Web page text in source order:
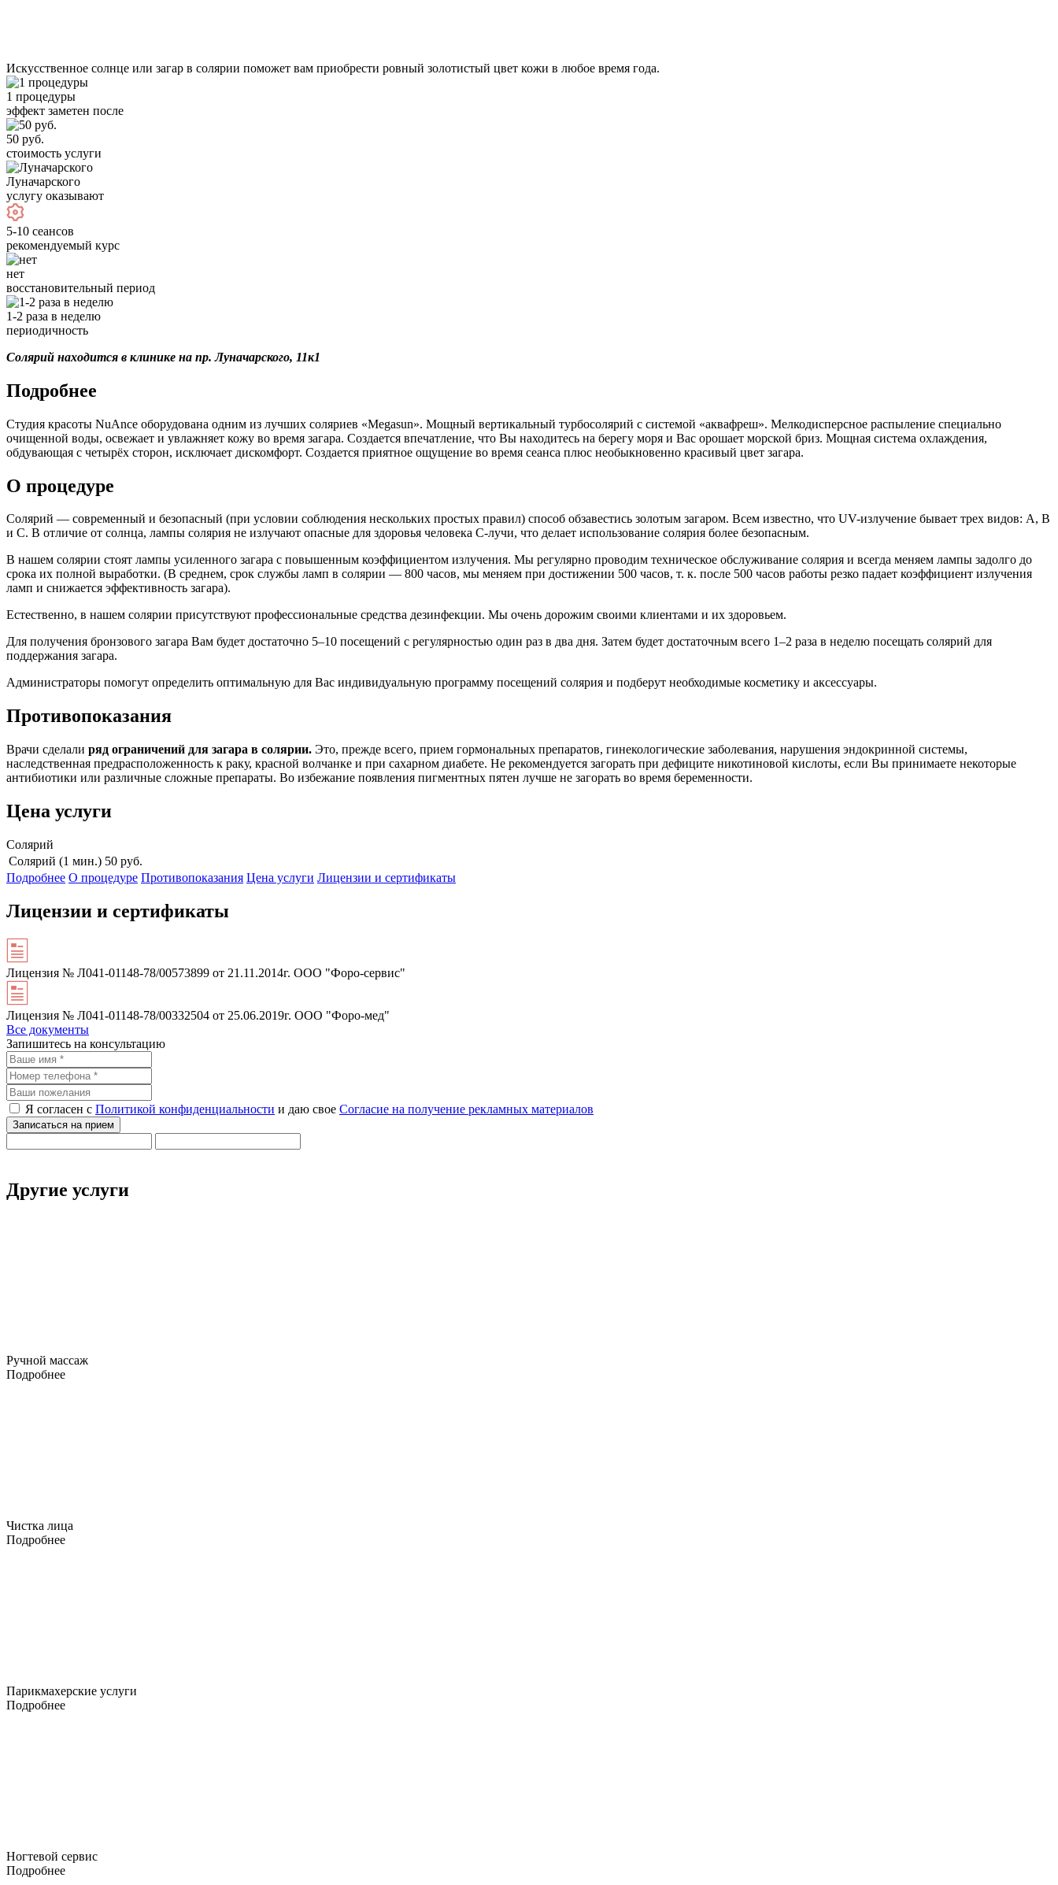
Искусственное солнце или загар в солярии поможет вам приобрести ровный золотистый цвет кожи в любое время года.
1 процедуры
эффект заметен после
50 руб.
стоимость услуги
Луначарского
услугу оказывают
5-10 сеансов
рекомендуемый курс
нет
восстановительный период
1-2 раза в неделю
периодичность
Солярий находится в клинике на пр. Луначарского, 11к1
Подробнее
Студия красоты NuAnce оборудована одним из лучших соляриев «Megasun». Мощный вертикальный турбосолярий с системой «аквафреш». Мелкодисперсное распыление специально
очищенной воды, освежает и увлажняет кожу во время загара. Создается впечатление, что Вы находитесь на берегу моря и Вас орошает морской бриз. Мощная система охлаждения,
обдувающая с четырёх сторон, исключает дискомфорт. Создается приятное ощущение во время сеанса плюс необыкновенно красивый цвет загара.
О процедуре
Солярий — современный и безопасный (при условии соблюдения нескольких простых правил) способ обзавестись золотым загаром. Всем известно, что UV-излучение бывает трех видов: А, В
и С. В отличие от солнца, лампы солярия не излучают опасные для здоровья человека С-лучи, что делает использование солярия более безопасным.
В нашем солярии стоят лампы усиленного загара с повышенным коэффициентом излучения. Мы регулярно проводим техническое обслуживание солярия и всегда меняем лампы задолго до
срока их полной выработки. (В среднем, срок службы ламп в солярии — 800 часов, мы меняем при достижении 500 часов, т. к. после 500 часов работы резко падает коэффициент излучения
ламп и снижается эффективность загара).
Естественно, в нашем солярии присутствуют профессиональные средства дезинфекции. Мы очень дорожим своими клиентами и их здоровьем.
Для получения бронзового загара Вам будет достаточно 5–10 посещений с регулярностью один раз в два дня. Затем будет достаточным всего 1–2 раза в неделю посещать солярий для
поддержания загара.
Администраторы помогут определить оптимальную для Вас индивидуальную программу посещений солярия и подберут необходимые косметику и аксессуары.
Противопоказания
Врачи сделали ряд ограничений для загара в солярии. Это, прежде всего, прием гормональных препаратов, гинекологические заболевания, нарушения эндокринной системы,
наследственная предрасположенность к раку, красной волчанке и при сахарном диабете. Не рекомендуется загорать при дефиците никотиновой кислоты, если Вы принимаете некоторые
антибиотики или различные сложные препараты. Во избежание появления пигментных пятен лучше не загорать во время беременности.
Цена услуги
Солярий
Солярий (1 мин.) 50 руб.
Подробнее О процедуре Противопоказания Цена услуги Лицензии и сертификаты
Лицензии и сертификаты
Лицензия № Л041-01148-78/00573899 от 21.11.2014г. ООО "Форо-сервис"
Лицензия № Л041-01148-78/00332504 от 25.06.2019г. ООО "Форо-мед"
Все документы
Запишитесь на консультацию
Я согласен с Политикой конфиденциальности и даю свое Согласие на получение рекламных материалов
Другие услуги
Ручной массаж
Подробнее
Чистка лица
Подробнее
Парикмахерские услуги
Подробнее
Ногтевой сервис
Подробнее